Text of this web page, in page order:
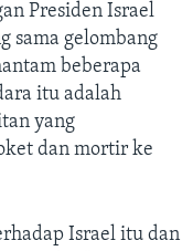
Presiden Israel
sama gelombang
beberapa
itu adalah
yang
dan mortir ke
Israel itu dan